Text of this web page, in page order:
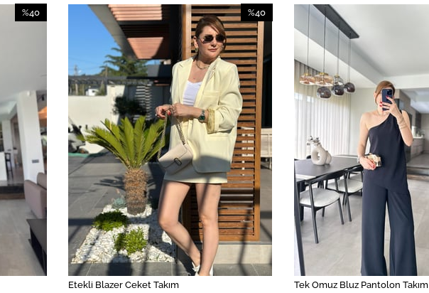
%40
Etekli Blazer Ceket Takım
%40
İndirim
%40İndirim
Tek Omuz Bluz Pantolon Takım